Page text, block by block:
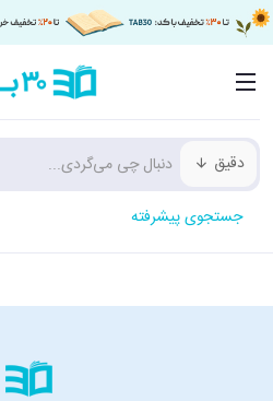
دقیق
جستجوی پیشرفته